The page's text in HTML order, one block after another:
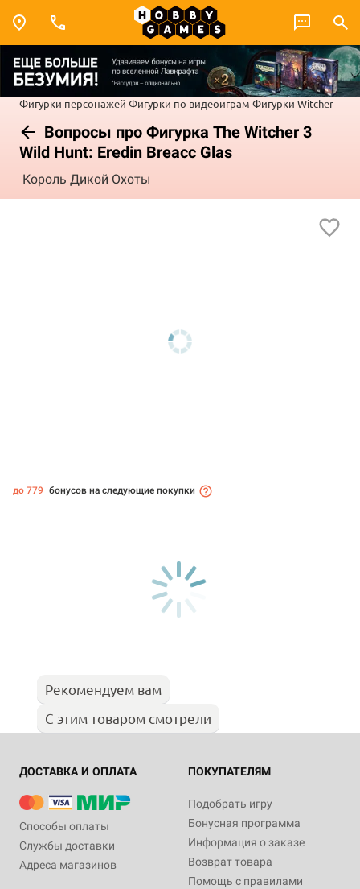
Фигурки персонажей Фигурки по видеоиграм Фигурки Witcher
Вопросы про Фигурка The Witcher 3
Wild Hunt: Eredin Breacc Glas
Король Дикой Охоты
до 779 бонусов на следующие покупки
Рекомендуем вам
С этим товаром смотрели
ДОСТАВКА И ОПЛАТА
Способы оплаты
Службы доставки
Адреса магазинов
ПОКУПАТЕЛЯМ
Подобрать игру
Бонусная программа
Информация о заказе
Возврат товара
Помощь с правилами